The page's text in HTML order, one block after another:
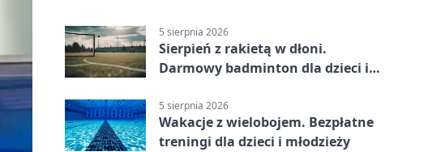
5 sierpnia 2026
Sierpień z rakietą w dłoni.
Darmowy badminton dla dzieci i
5 sierpnia 2026
Wakacje z wielobojem. Bezpłatne
treningi dla dzieci i młodzieży